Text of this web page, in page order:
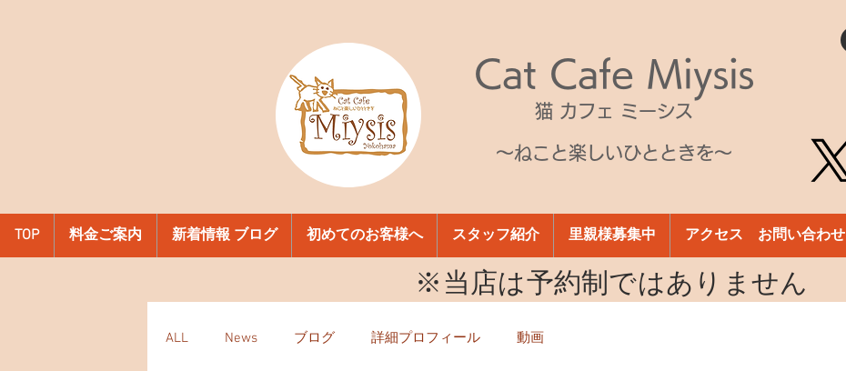
Cat Cafe Miysis
猫 カフェ ミーシス
～ねこと楽しいひとときを～
TOP 料金ご案内 新着情報 ブログ 初めてのお客様へ スタッフ紹介 里親様募集中 アクセス お問い合わせ
​※当店は予約制ではありません
ALL News ブログ 詳細プロフィール 動画